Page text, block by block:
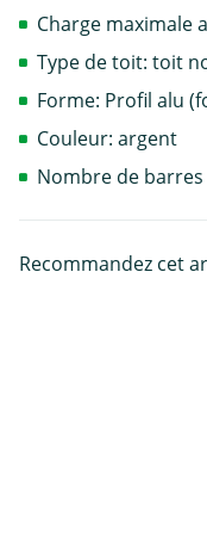
Charge maximale
Type de toit: toit
Forme: Profil alu
Couleur: argent
Nombre de
Recommandez cet